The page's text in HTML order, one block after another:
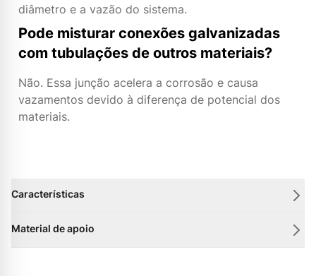
diâmetro e a vazão do sistema.
Pode misturar conexões galvanizadas
com tubulações de outros materiais?
Não. Essa junção acelera a corrosão e causa
vazamentos devido à diferença de potencial dos
materiais.
Características
Material de apoio